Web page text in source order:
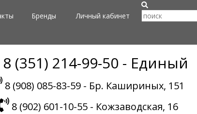
Бренды Личный кабинет
(351) 214-99-50 - Единый
8 (908) 085-83-59 - Бр. Кашириных, 151
8 (902) 601-10-55 - Кожзаводская, 16